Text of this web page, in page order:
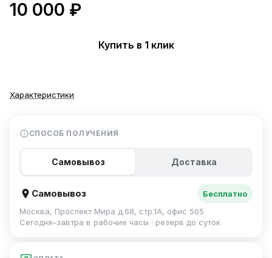
10 000 ₽
Купить в 1 клик
Характеристики
СПОСОБ ПОЛУЧЕНИЯ
Самовывоз Доставка
Самовывоз
Бесплатно
Москва, Проспект Мира д.68, стр.1А, офис 505
Сегодня–завтра в рабочие часы · резерв до суток